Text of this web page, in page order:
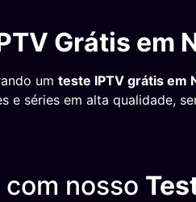
Grátis em
um teste IPTV grátis em
e séries em alta qualidade,
nosso